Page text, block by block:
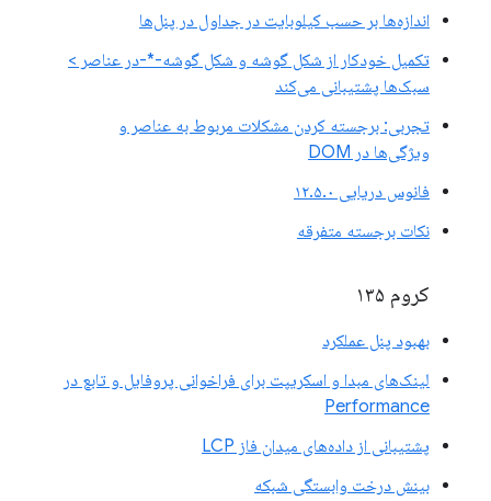
اندازه‌ها بر حسب کیلوبایت در جداول در پنل‌ها
تکمیل خودکار از شکل گوشه و شکل گوشه-*-در عناصر >
سبک‌ها پشتیبانی می‌کند
تجربی: برجسته کردن مشکلات مربوط به عناصر و
ویژگی‌ها در DOM
فانوس دریایی ۱۲.۵.۰
نکات برجسته متفرقه
کروم ۱۳۵
بهبود پنل عملکرد
لینک‌های مبدا و اسکریپت برای فراخوانی پروفایل و تابع در
Performance
پشتیبانی از داده‌های میدان فاز LCP
بینش درخت وابستگی شبکه